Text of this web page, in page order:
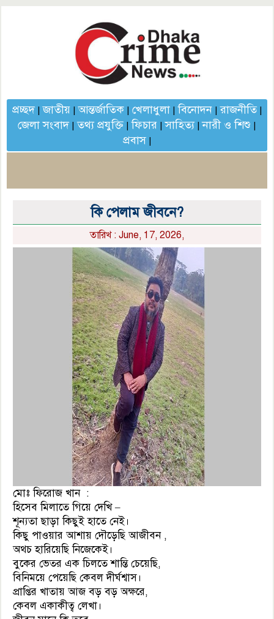
প্রচ্ছদ|জাতীয়|আন্তর্জাতিক| খেলাধুলা|বিনোদন|রাজনীতি|
জেলা সংবাদ|তথ্য প্রযুক্তি |ফিচার |সাহিত্য|নারী ও শিশু |
প্রবাস|
কি পেলাম জীবনে?
তারিখ : June, 17, 2026,
মোঃ ফিরোজ খান :
হিসেব মিলাতে গিয়ে দেখি –
শূন্যতা ছাড়া কিছুই হাতে নেই।
কিছু পাওয়ার আশায় দৌড়েছি আজীবন ,
অথচ হারিয়েছি নিজেকেই।
বুকের ভেতর এক চিলতে শান্তি চেয়েছি,
বিনিময়ে পেয়েছি কেবল দীর্ঘশ্বাস।
প্রাপ্তির খাতায় আজ বড় বড় অক্ষরে,
কেবল একাকীত্ব লেখা।